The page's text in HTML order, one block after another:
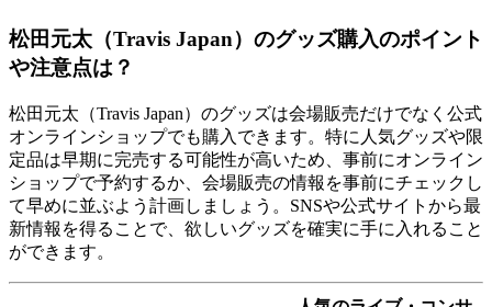
松田元太（Travis Japan）のグッズ購入のポイント
や注意点は？
松田元太（Travis Japan）のグッズは会場販売だけでなく公式
オンラインショップでも購入できます。特に人気グッズや限
定品は早期に完売する可能性が高いため、事前にオンライン
ショップで予約するか、会場販売の情報を事前にチェックし
て早めに並ぶよう計画しましょう。SNSや公式サイトから最
新情報を得ることで、欲しいグッズを確実に手に入れること
ができます。